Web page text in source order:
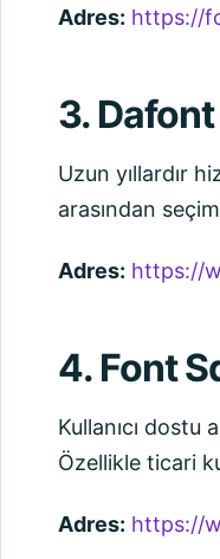
Adres: https://
3. Dafont
Uzun yıllardır
arasından
Adres: https://
4. Font
Kullanıcı
Özellikle ticari
Adres: https://